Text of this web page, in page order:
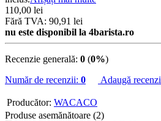
110,00 lei
Fără TVA: 90,91 lei
nu este disponibil la 4barista.ro
Recenzie generală: 0 (0%)
Număr de recenzii: 0 Adaugă
Producător: WACACO
Produse asemănătoare (2)